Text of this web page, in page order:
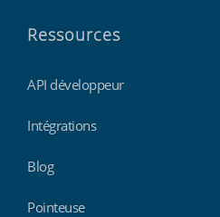
Ressources
API développeur
Intégrations
Blog
Pointeuse